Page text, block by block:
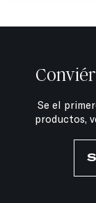
Se el
productos,